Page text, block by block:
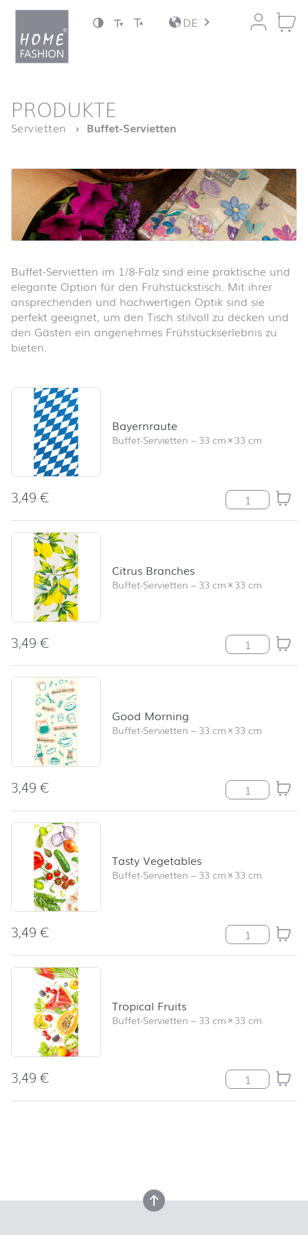
Zum Inhalt springen
DE
Startseite
PRODUKTE
Servietten Buffet-Servietten
Buffet-Servietten im 1/8-Falz sind eine praktische und
elegante Option für den Frühstückstisch. Mit ihrer
ansprechenden und hochwertigen Optik sind sie
perfekt geeignet, um den Tisch stilvoll zu decken und
den Gästen ein angenehmes Frühstückserlebnis zu
bieten.
Produktliste überspringen und zum Filter springen
Bayernraute
Buffet-Servietten –33 cm×33 cm
3,49€ Bayernraute
Citrus Branches
Buffet-Servietten –33 cm×33 cm
3,49€ Citrus
Good Morning
Buffet-Servietten –33 cm×33 cm
3,49€ Good Morning
Tasty Vegetables
Buffet-Servietten –33 cm×33 cm
3,49€ Tasty
Tropical Fruits
Buffet-Servietten –33 cm×33 cm
3,49€ Tropical Fruits
nach oben